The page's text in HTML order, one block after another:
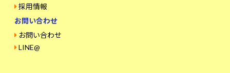
採用情報
お問い合わせ
お問い合わせ
LINE@